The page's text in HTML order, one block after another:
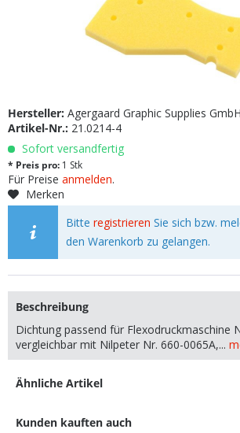
Hersteller: Agergaard Graphic Supplies GmbH
Artikel-Nr.: 21.0214-4
Sofort versandfertig
* Preis pro: 1 Stk
Für Preise anmelden.
Merken
Bitteregistrieren Sie sich bzw.
den Warenkorb zu gelangen.
Beschreibung
Dichtung passend für Flexodruckmaschine
vergleichbar mit Nilpeter Nr. 660-0065A,...
Ähnliche Artikel
Kunden kauften auch